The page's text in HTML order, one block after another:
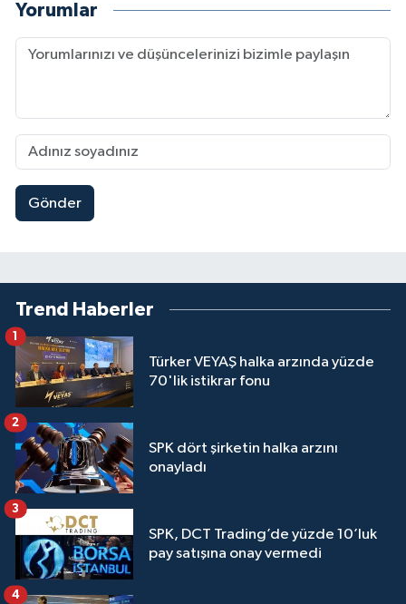
Yorumlar
Gönder
Trend Haberler
Türker VEYAŞ halka arzında yüzde
70'lik istikrar fonu
1
SPK dört şirketin halka arzını
onayladı
2
SPK, DCT Trading’de yüzde 10’luk
pay satışına onay vermedi
3
4